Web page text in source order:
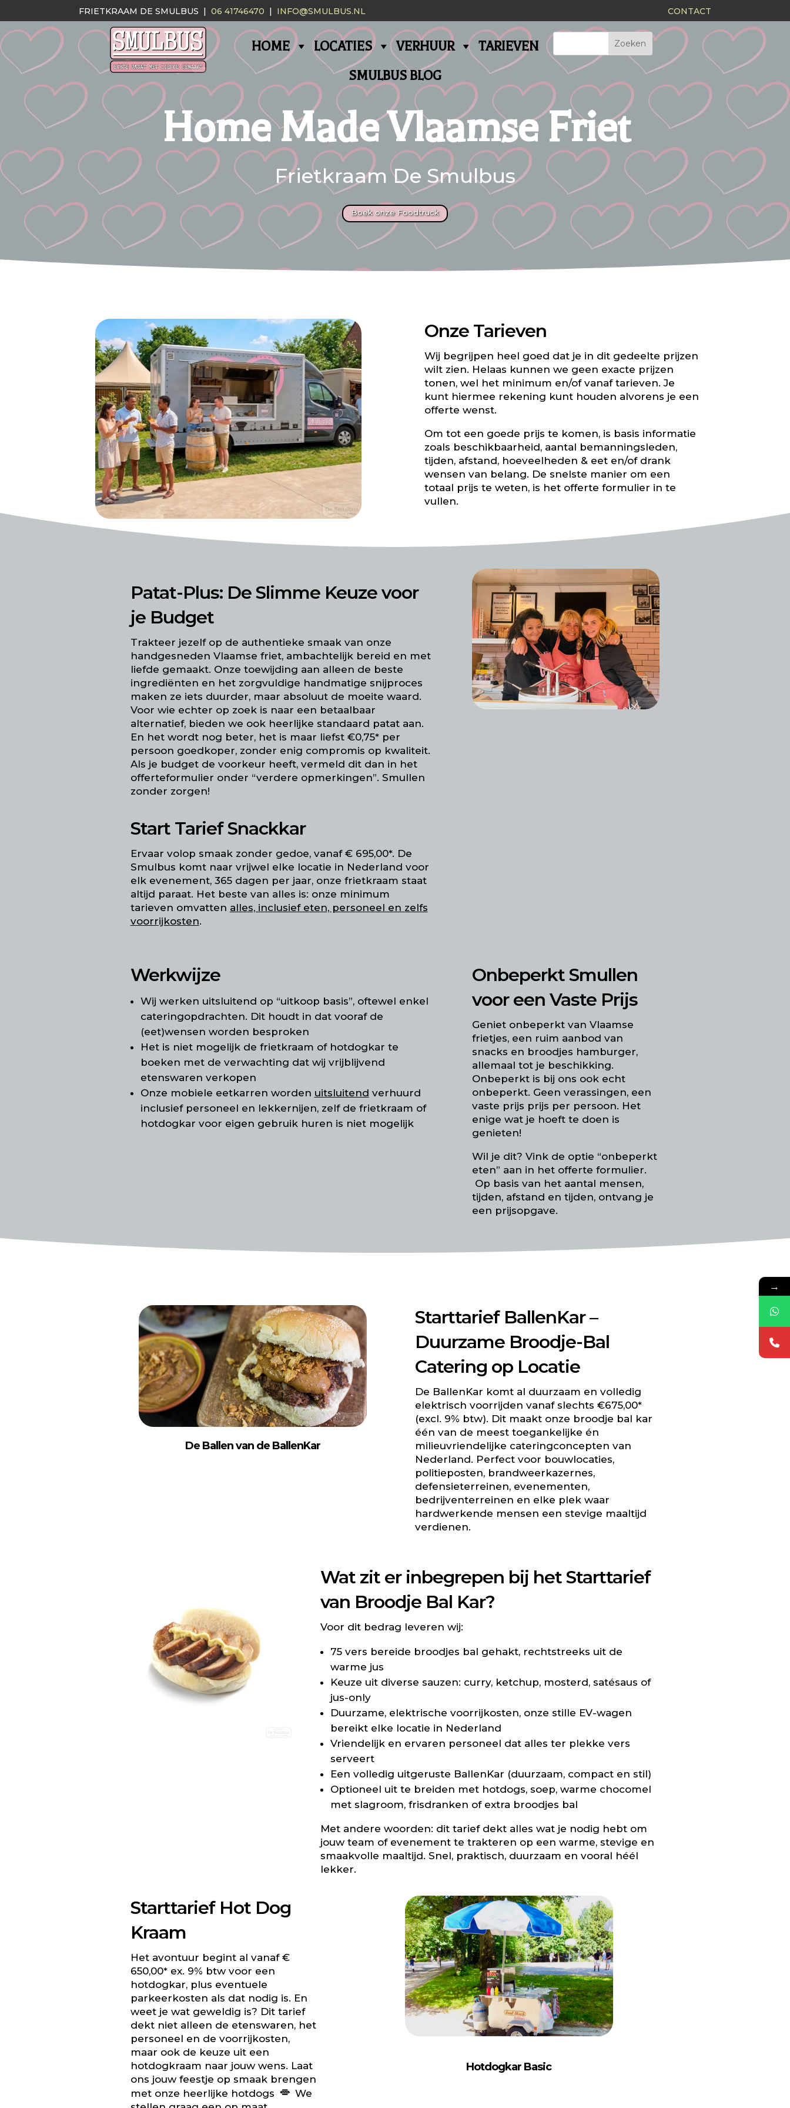
FRIETKRAAM DE SMULBUS |06 41746470 | INFO@SMULBUS.NL CONTACT
HOME LOCATIES VERHUUR
TARIEVEN
SMULBUS BLOG
Home Made Vlaamse Friet
Frietkraam De Smulbus
Boek onze Foodtruck
Onze Tarieven
Wij begrijpen heel goed dat je in dit gedeelte prijzen
wilt zien. Helaas kunnen we geen exacte prijzen
tonen, wel het minimum en/of vanaf tarieven.Je
kunt hiermee rekening kunt houden alvorens je een
offerte wenst.
Om tot een goede prijs te komen, is basis informatie
zoals beschikbaarheid, aantal bemanningsleden,
tijden, afstand, hoeveelheden & eet en/of drank
wensen van belang. De snelste manier om een
totaal prijs te weten, is het offerte formulier in te
vullen.
Patat-Plus: De Slimme Keuze voor
je Budget
Trakteer jezelf op de authentieke smaak van onze
handgesneden Vlaamse friet, ambachtelijk bereid en met
liefde gemaakt. Onze toewijding aan alleen de beste
ingrediënten en het zorgvuldige handmatige snijproces
maken ze iets duurder, maar absoluut de moeite waard.
Voor wie echter op zoek is naar een betaalbaar
alternatief, bieden we ook heerlijke standaard patat aan.
En het wordt nog beter, het is maar liefst €0,75* per
persoon goedkoper, zonder enig compromis op kwaliteit.
Als je budget de voorkeur heeft, vermeld dit dan in het
offerteformulier onder “verdere opmerkingen”. Smullen
zonder zorgen!
Start Tarief Snackkar
Ervaar volop smaak zonder gedoe, vanaf € 695,00*. De
Smulbus komt naar vrijwel elke locatie in Nederland voor
elk evenement, 365 dagen per jaar, onze frietkraam staat
altijd paraat. Het beste van alles is: onze minimum
tarieven omvatten alles, inclusief eten, personeel en zelfs
voorrijkosten.
Werkwijze
Wij werken uitsluitend op “uitkoop basis”, oftewel enkel
cateringopdrachten. Dit houdt in dat vooraf de
(eet)wensen worden besproken
Het is niet mogelijk de frietkraam of hotdogkar te
boeken met de verwachting dat wij vrijblijvend
etenswaren verkopen
Onze mobiele eetkarren worden uitsluitend verhuurd
inclusief personeel en lekkernijen, zelf de frietkraam of
hotdogkar voor eigen gebruik huren is niet mogelijk
Onbeperkt Smullen
voor een Vaste Prijs
Geniet onbeperkt van Vlaamse
frietjes, een ruim aanbod van
snacks en broodjes hamburger,
allemaal tot je beschikking.
Onbeperkt is bij ons ook echt
onbeperkt. Geen verassingen, een
vaste prijs prijs per persoon. Het
enige wat je hoeft te doen is
genieten!
Wil je dit? Vink de optie “onbeperkt
eten” aan in het offerte formulier.
Op basis van het aantal mensen,
tijden, afstand en tijden, ontvang je
een prijsopgave.
De Ballen van de BallenKar
Starttarief BallenKar –
Duurzame Broodje-Bal
Catering op Locatie
De BallenKar komt al duurzaam en volledig
elektrisch voorrijden vanaf slechts €675,00*
(excl. 9% btw). Dit maakt onze broodje bal kar
één van de meest toegankelijke én
milieuvriendelijke cateringconcepten van
Nederland. Perfect voor bouwlocaties,
politieposten, brandweerkazernes,
defensieterreinen, evenementen,
bedrijventerreinen en elke plek waar
hardwerkende mensen een stevige maaltijd
verdienen.
Wat zit er inbegrepen bij het Starttarief
van Broodje Bal Kar?
Voor dit bedrag leveren wij:
75 vers bereide broodjes bal gehakt, rechtstreeks uit de
warme jus
Keuze uit diverse sauzen: curry, ketchup, mosterd, satésaus of
jus-only
Duurzame, elektrische voorrijkosten, onze stille EV-wagen
bereikt elke locatie in Nederland
Vriendelijk en ervaren personeel dat alles ter plekke vers
serveert
Een volledig uitgeruste BallenKar (duurzaam, compact en stil)
Optioneel uit te breiden met hotdogs, soep, warme chocomel
met slagroom, frisdranken of extra broodjes bal
Met andere woorden: dit tarief dekt alles wat je nodig hebt om
jouw team of evenement te trakteren op een warme, stevige en
smaakvolle maaltijd. Snel, praktisch, duurzaam en vooral héél
lekker.
Starttarief Hot Dog
Kraam
Het avontuur begint al vanaf €
650,00* ex. 9% btw voor een
hotdogkar, plus eventuele
parkeerkosten als dat nodig is. En
weet je wat geweldig is? Dit tarief
dekt niet alleen de etenswaren, het
personeel en de voorrijkosten,
maar ook de keuze uit een
hotdogkraam naar jouw wens. Laat
ons jouw feestje op smaak brengen
met onze heerlijke hotdogs
We
Hotdogkar Basic
→